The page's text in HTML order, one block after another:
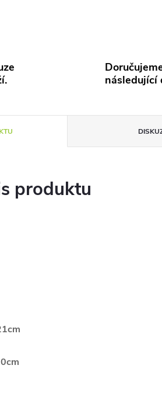
následující
produktu